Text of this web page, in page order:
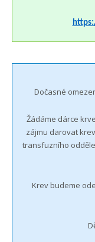
Dočasné
Žádáme dárce
zájmu darovat
transfuzního
Krev budeme